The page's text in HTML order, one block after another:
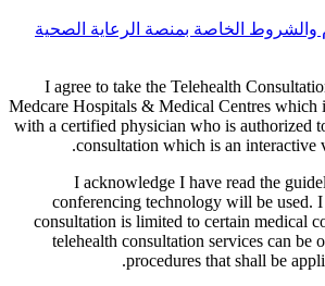
والشروط الخاصة بمنصة الرعاية الصحية
I agree to take the Telehealth
Medcare Hospitals & Medical Centres which
with a certified physician who is authorized
consultation which is an interactive
I acknowledge I have read the
conferencing technology will be used.
consultation is limited to certain medical
telehealth consultation services can be
procedures that shall be